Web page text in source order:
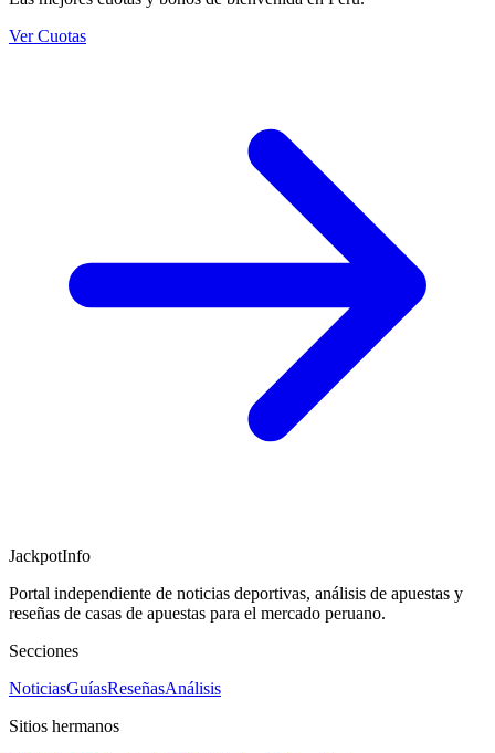
Ver Cuotas
JackpotInfo
Portal independiente de noticias deportivas, análisis de apuestas y
reseñas de casas de apuestas para el mercado peruano.
Secciones
NoticiasGuíasReseñasAnálisis
Sitios hermanos